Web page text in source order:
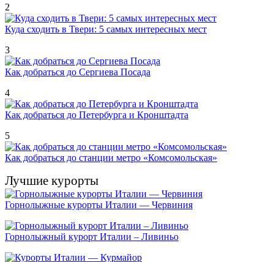
2
Куда сходить в Твери: 5 самых интересных мест
3
Как добраться до Сергиева Посада
4
Как добраться до Петербурга и Кронштадта
5
Как добраться до станции метро «Комсомольская»
Лучшие курорты
Горнолыжные курорты Италии — Червиния
Горнолыжный курорт Италии – Ливиньо